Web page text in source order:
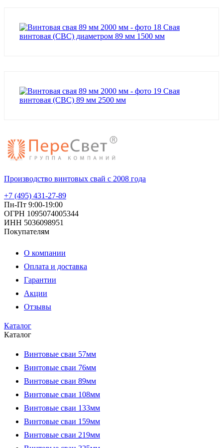
Свая
винтовая (СВС) диаметром 89 мм 1500 мм
Свая
винтовая (СВС) 89 мм 2500 мм
Производство винтовых свай с 2008 года
+7 (495) 431-27-89
Пн-Пт 9:00-19:00
ОГРН 1095074005344
ИНН 5036098951
Покупателям
О компании
Оплата и доставка
Гарантии
Акции
Отзывы
Каталог
Каталог
Винтовые сваи 57мм
Винтовые сваи 76мм
Винтовые сваи 89мм
Винтовые сваи 108мм
Винтовые сваи 133мм
Винтовые сваи 159мм
Винтовые сваи 219мм